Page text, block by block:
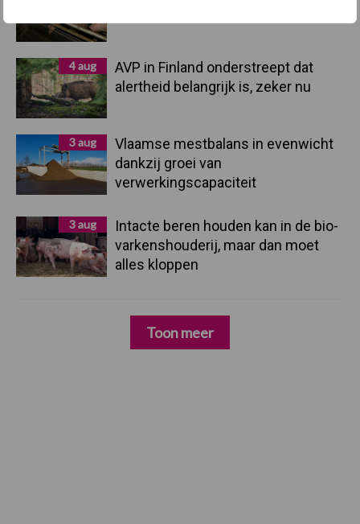
4 aug
AVP in Finland onderstreept dat
alertheid belangrijk is, zeker nu
3 aug
Vlaamse mestbalans in evenwicht
dankzij groei van
verwerkingscapaciteit
3 aug
Intacte beren houden kan in de bio-
varkenshouderij, maar dan moet
alles kloppen
Toon meer